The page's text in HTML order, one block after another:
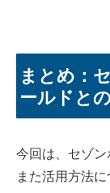
まとめ：
ールドと
今回は、セゾン
また活用方法に